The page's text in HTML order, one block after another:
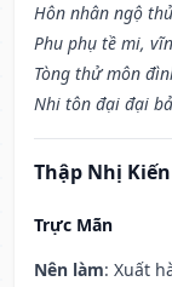
Hôn nhân ngộ
Phu phụ tề mi,
Tòng thử môn
Nhi tôn đại đại
Thập Nhị
Trực Mãn
Nên làm: Xuất